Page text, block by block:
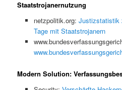
Staatstrojanernutzung
netzpolitik.org: Justizstatistik
Tage mit Staatstrojanern
Modern Solution: